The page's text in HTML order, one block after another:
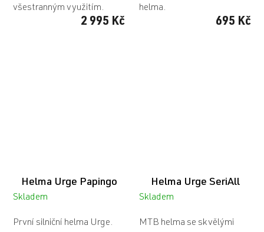
2 995 Kč
všestranným využitím.
695 Kč
helma.
Helma Urge Papingo
Skladem
První silniční helma Urge.
Helma Urge SeriAll
Skladem
MTB helma se skvělými